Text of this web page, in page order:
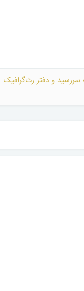
سررسید و دفتر رث‌گرافیک